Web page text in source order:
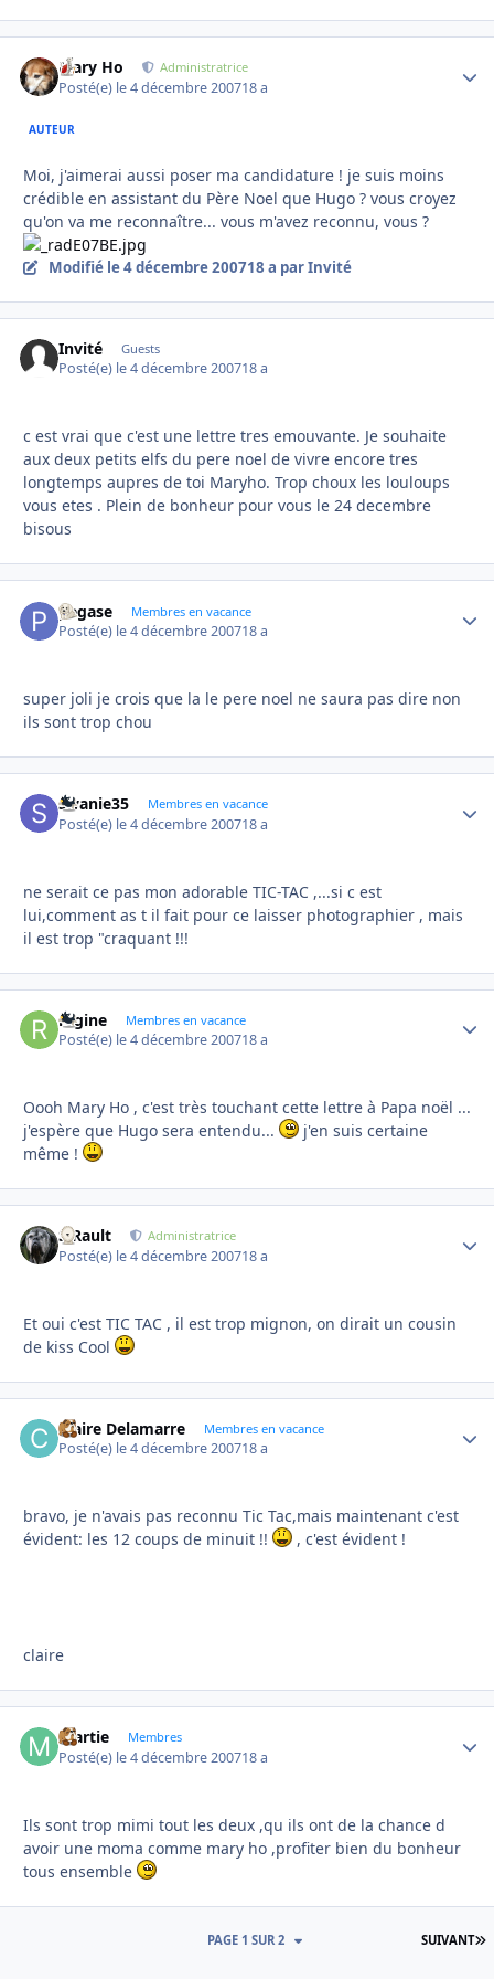
Mary Ho Administratrice
Posté(e) le 4 décembre 200718 a
AUTEUR
Moi, j'aimerai aussi poser ma candidature ! je suis moins
crédible en assistant du Père Noel que Hugo ? vous croyez
qu'on va me reconnaître... vous m'avez reconnu, vous ?
Modifié le 4 décembre 200718 a par Invité
Invité Guests
Posté(e) le 4 décembre 200718 a
c est vrai que c'est une lettre tres emouvante. Je souhaite
aux deux petits elfs du pere noel de vivre encore tres
longtemps aupres de toi Maryho. Trop choux les louloups
vous etes . Plein de bonheur pour vous le 24 decembre
bisous
pegase Membres en vacance
Posté(e) le 4 décembre 200718 a
super joli je crois que la le pere noel ne saura pas dire non
ils sont trop chou
swanie35 Membres en vacance
Posté(e) le 4 décembre 200718 a
ne serait ce pas mon adorable TIC-TAC ,...si c est
lui,comment as t il fait pour ce laisser photographier , mais
il est trop "craquant !!!
regine Membres en vacance
Posté(e) le 4 décembre 200718 a
Oooh Mary Ho , c'est très touchant cette lettre à Papa noël ...
j'espère que Hugo sera entendu...
j'en suis certaine
même !
S.Rault Administratrice
Posté(e) le 4 décembre 200718 a
Et oui c'est TIC TAC , il est trop mignon, on dirait un cousin
de kiss Cool
Claire Delamarre Membres en vacance
Posté(e) le 4 décembre 200718 a
bravo, je n'avais pas reconnu Tic Tac,mais maintenant c'est
évident: les 12 coups de minuit !!
, c'est évident !
claire
martie Membres
Posté(e) le 4 décembre 200718 a
Ils sont trop mimi tout les deux ,qu ils ont de la chance d
avoir une moma comme mary ho ,profiter bien du bonheur
tous ensemble
SUIVANT
PAGE 1 SUR 2